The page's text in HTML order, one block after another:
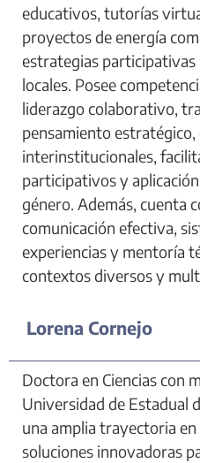
educativos, tutorías
proyectos de energía
estrategias participativas
locales. Posee
liderazgo colaborativo,
pensamiento estratégico,
interinstitucionales,
participativos y
género. Además, cuenta
comunicación efectiva,
experiencias y mentoría
contextos diversos y
Lorena Cornejo
Doctora en Ciencias con
Universidad de Estadual
una amplia trayectoria
soluciones innovadoras